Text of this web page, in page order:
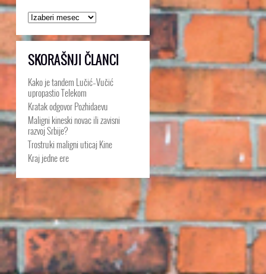
Arhive
SKORAŠNJI ČLANCI
Kako je tandem Lučić–Vučić
upropastio Telekom
Kratak odgovor Pozhidaevu
Maligni kineski novac ili zavisni
razvoj Srbije?
Trostruki maligni uticaj Kine
Kraj jedne ere